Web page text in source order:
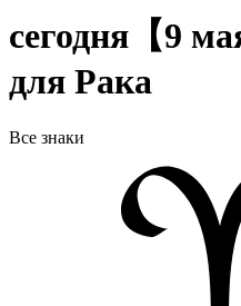
сегодня【9
для Рака
Все знаки